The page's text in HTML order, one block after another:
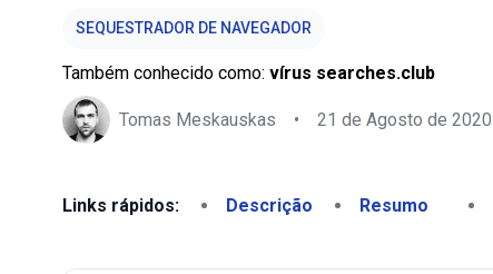
SEQUESTRADOR DE NAVEGADOR
Também conhecido como: vírus searches.club
Tomas Meskauskas • 21 de Agosto de 2020
Links rápidos: Descrição Resumo